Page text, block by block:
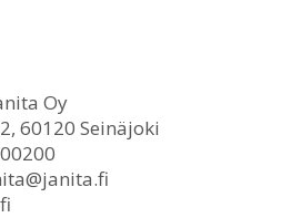
Oy
60120 Seinäjoki